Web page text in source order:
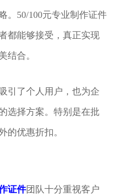
。50/100元专业制作证件
都能够接受，真正实现
结合。
引了个人用户，也为企
选择方案。特别是在批
的优惠折扣。
证件团队十分重视客户